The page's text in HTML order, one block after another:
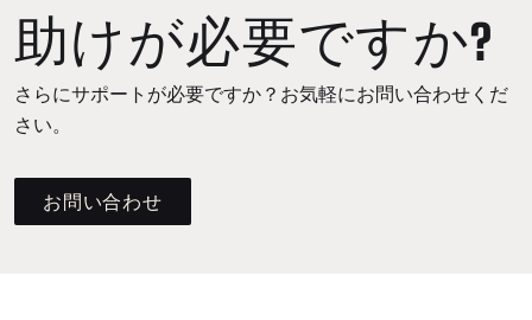
助けが必要ですか?
さらにサポートが必要ですか？お気軽にお問い合わせくだ
さい。
お問い合わせ